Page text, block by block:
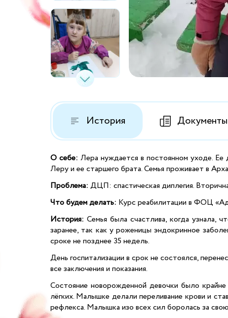
История Документы
О себе: Лера нуждается в постоянном уходе.
Леру и ее старшего брата. Семья проживает в
Проблема: ДЦП: спастическая диплегия.
Что будем делать: Курс реабилитации в ФОЦ
История: Семья была счастлива, когда узнала,
заранее, так как у роженицы эндокринное
сроке не позднее 35 недель.
День госпитализации в срок не состоялся,
все заключения и показания.
Состояние новорожденной девочки было
лёгких. Малышке делали переливание крови и
рефлекса. Малышка изо всех сил боролась за